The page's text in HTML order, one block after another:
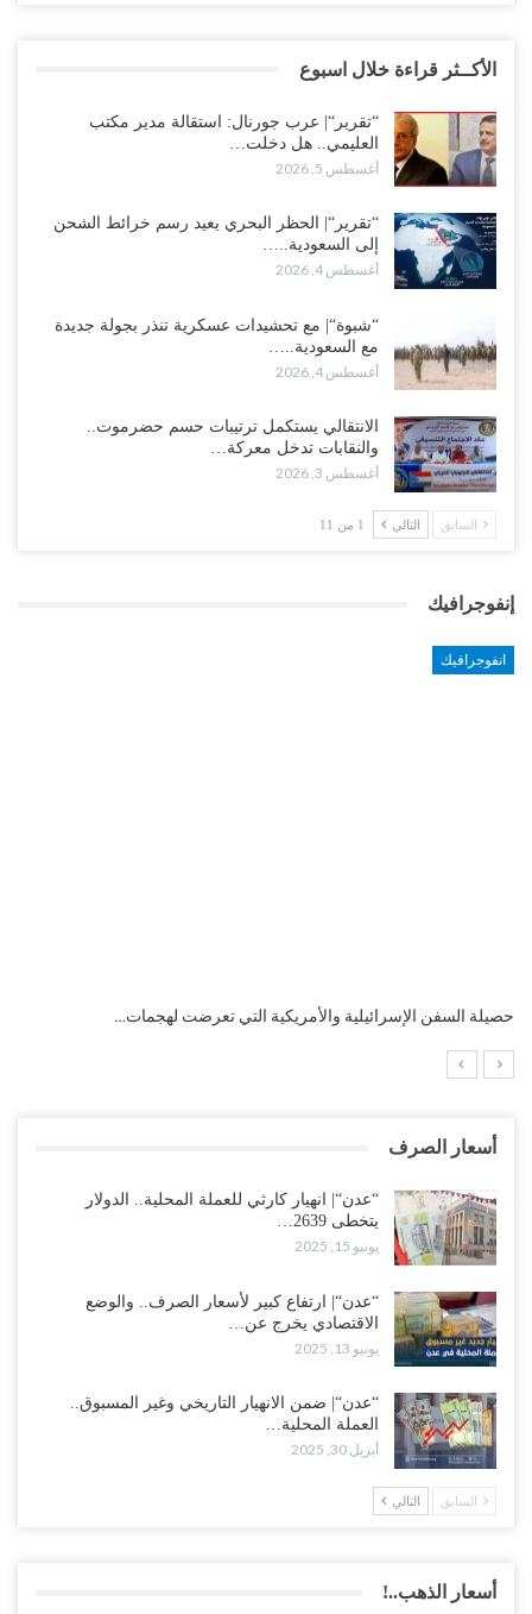
الأكــثر قراءة خلال اسبوع
“تقرير“| عرب جورنال: استقالة مدير مكتب
العليمي.. هل دخلت…
أغسطس 5, 2026
“تقرير“| الحظر البحري يعيد رسم خرائط الشحن
إلى السعودية..…
أغسطس 4, 2026
“شبوة“| مع تحشيدات عسكرية تنذر بجولة جديدة
مع السعودية..…
أغسطس 4, 2026
الانتقالي يستكمل ترتيبات حسم حضرموت..
والنقابات تدخل معركة…
أغسطس 3, 2026
السابق التالي 1 من 11
إنفوجرافيك
انفوجرافيك
التضخم السنوي لمنطقة اليورو.. “إنفوجرافيك“..!
أسعار الصرف
“عدن“| انهيار كارثي للعملة المحلية.. الدولار
يتخطى 2639…
يونيو 15, 2025
“عدن“| ارتفاع كبير لأسعار الصرف.. والوضع
الاقتصادي يخرج عن…
يونيو 13, 2025
“عدن“| ضمن الانهيار التاريخي وغير المسبوق..
العملة المحلية…
أبريل 30, 2025
السابق التالي
أسعار الذهب..!